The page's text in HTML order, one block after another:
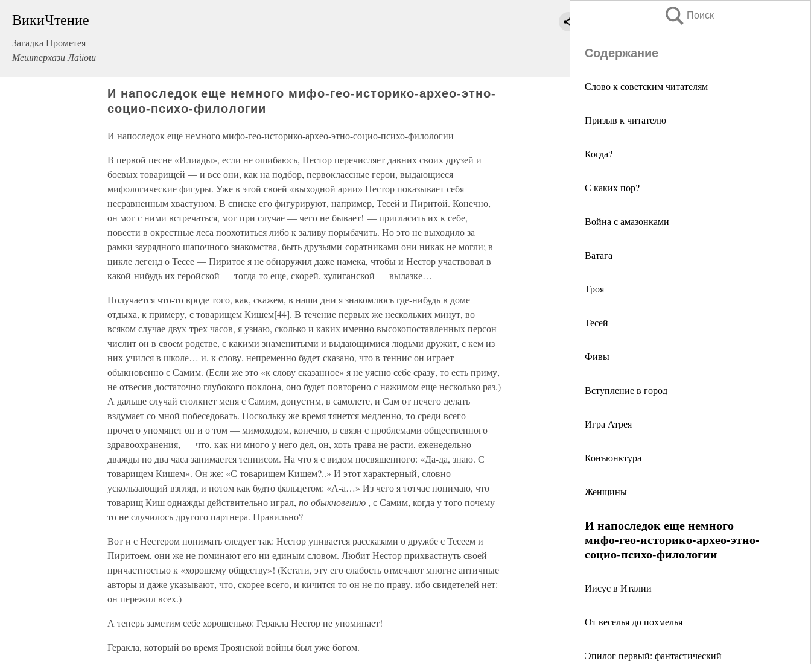
ВикиЧтение
Загадка Прометея
Мештерхази Лайош
Поиск
Содержание
Слово к советским читателям
Призыв к читателю
Когда?
С каких пор?
Война с амазонками
Ватага
Троя
Тесей
Фивы
Вступление в город
Игра Атрея
Конъюнктура
Женщины
И напоследок еще немного
мифо-гео-историко-архео-этно-
социо-психо-филологии
Иисус в Италии
От веселья до похмелья
Эпилог первый: фантастический
И напоследок еще немного мифо-гео-историко-архео-этно-
социо-психо-филологии
И напоследок еще немного мифо-гео-историко-архео-этно-социо-психо-филологии
В первой песне «Илиады», если не ошибаюсь, Нестор перечисляет давних своих друзей и
боевых товарищей — и все они, как на подбор, первоклассные герои, выдающиеся
мифологические фигуры. Уже в этой своей «выходной арии» Нестор показывает себя
несравненным хвастуном. В списке его фигурируют, например, Тесей и Пиритой. Конечно,
он мог с ними встречаться, мог при случае — чего не бывает! — пригласить их к себе,
повести в окрестные леса поохотиться либо к заливу порыбачить. Но это не выходило за
рамки заурядного шапочного знакомства, быть друзьями-соратниками они никак не могли; в
цикле легенд о Тесее — Пиритое я не обнаружил даже намека, чтобы и Нестор участвовал в
какой-нибудь их геройской — тогда-то еще, скорей, хулиганской — вылазке…
Получается что-то вроде того, как, скажем, в наши дни я знакомлюсь где-нибудь в доме
отдыха, к примеру, с товарищем Кишем[44]. В течение первых же нескольких минут, во
всяком случае двух-трех часов, я узнаю, сколько и каких именно высокопоставленных персон
числит он в своем родстве, с какими знаменитыми и выдающимися людьми дружит, с кем из
них учился в школе… и, к слову, непременно будет сказано, что в теннис он играет
обыкновенно с Самим. (Если же это «к слову сказанное» я не уясню себе сразу, то есть приму,
не отвесив достаточно глубокого поклона, оно будет повторено с нажимом еще несколько раз.)
А дальше случай столкнет меня с Самим, допустим, в самолете, и Сам от нечего делать
вздумает со мной побеседовать. Поскольку же время тянется медленно, то среди всего
прочего упомянет он и о том — мимоходом, конечно, в связи с проблемами общественного
здравоохранения, — что, как ни много у него дел, он, хоть трава не расти, еженедельно
дважды по два часа занимается теннисом. На что я с видом посвященного: «Да-да, знаю. С
товарищем Кишем». Он же: «С товарищем Кишем?..» И этот характерный, словно
ускользающий взгляд, и потом как будто фальцетом: «А-а…» Из чего я тотчас понимаю, что
товарищ Киш однажды действительно играл, по обыкновению , с Самим, когда у того почему-
то не случилось другого партнера. Правильно?
Вот и с Нестером понимать следует так: Нестор упивается рассказами о дружбе с Тесеем и
Пиритоем, они же не поминают его ни единым словом. Любит Нестор прихвастнуть своей
причастностью к «хорошему обществу»! (Кстати, эту его слабость отмечают многие античные
авторы и даже указывают, что, скорее всего, и кичится-то он не по праву, ибо свидетелей нет:
он пережил всех.)
А теперь заметим себе хорошенько: Геракла Нестор не упоминает!
Геракла, который во время Троянской войны был уже богом.